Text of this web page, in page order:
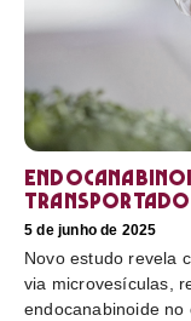
transportado
5 de junho de 2025
Novo estudo revela
via microvesículas,
endocanabinoide no